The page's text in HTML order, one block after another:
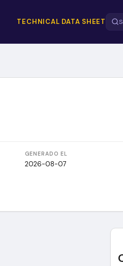
TECHNICAL DATA SHEET
GENERADO EL
2026-08-07